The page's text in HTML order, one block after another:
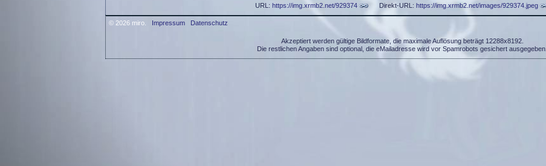
URL: https://img.xrmb2.net/929374 Direkt-URL: https://img.xrmb2.net/images/929374.jpeg
© 2026 miro. Impressum Datenschutz
Akzeptiert werden gültige Bildformate, die maximale Auflösung beträgt 12288x8192.
Die restlichen Angaben sind optional, die eMailadresse wird vor Spamrobots gesichert ausgegeben.